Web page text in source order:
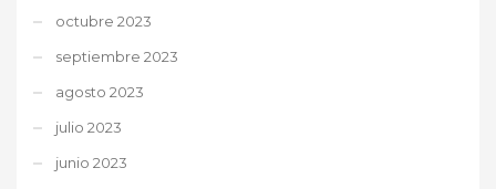
octubre 2023
septiembre 2023
agosto 2023
julio 2023
junio 2023